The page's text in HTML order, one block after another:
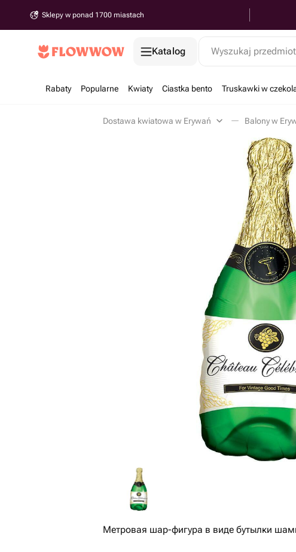
Sklepy w ponad 1700 miastach
Katalog Wyszukaj
Rabaty Popularne Kwiaty Ciastka bento Truskawki w
Dostawa kwiatowa w Erywań Balony w
Метровая шар-фигура в виде бутылки